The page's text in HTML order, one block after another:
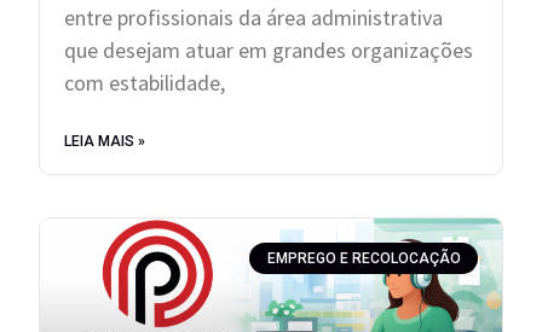
entre profissionais da área administrativa
que desejam atuar em grandes organizações
com estabilidade,
LEIA MAIS »
EMPREGO E RECOLOCAÇÃO